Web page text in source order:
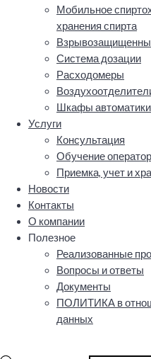
Мобильное
хранения спирта
Система дозации
Расходомеры
Шкафы автоматики
Услуги
Консультация
Обучение
Приемка, учет и
Новости
Контакты
О компании
Полезное
Реализованные
Вопросы и ответы
Документы
ПОЛИТИКА в
данных